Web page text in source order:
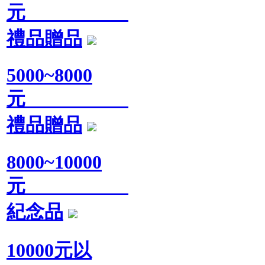
元
禮品贈品
5000~8000
元
禮品贈品
8000~10000
元
紀念品
10000元以